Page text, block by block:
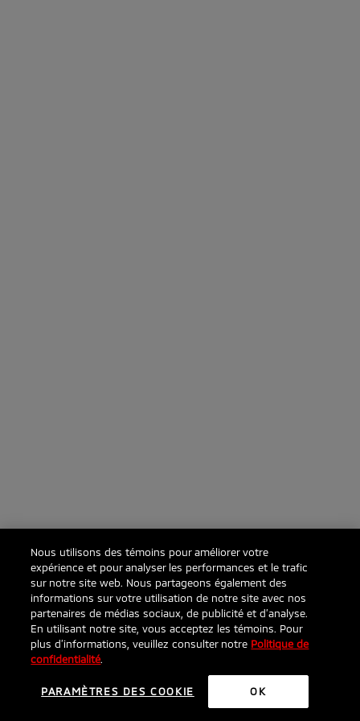
Nous utilisons des témoins pour améliorer votre
expérience et pour analyser les performances et le trafic
sur notre site web. Nous partageons également des
informations sur votre utilisation de notre site avec nos
partenaires de médias sociaux, de publicité et d’analyse.
En utilisant notre site, vous acceptez les témoins. Pour
plus d’informations, veuillez consulter notre Politique de
confidentialité.
PARAMÈTRES DES COOKIE OK